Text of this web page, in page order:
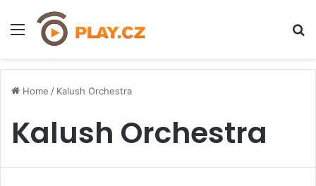
Menu
Home / Kalush Orchestra
Kalush Orchestra